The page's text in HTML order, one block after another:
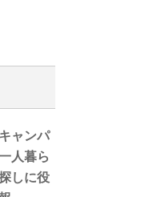
ャンパ
人暮ら
しに役